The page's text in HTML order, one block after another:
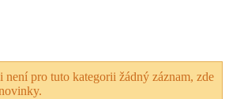
není pro tuto kategorii žádný záznam, zde